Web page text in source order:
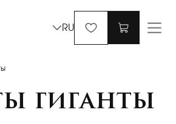
RU
гиганты